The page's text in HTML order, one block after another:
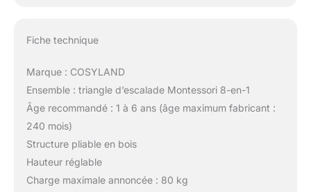
Fiche technique
Marque : COSYLAND
Ensemble : triangle d’escalade Montessori 8-en-1
Âge recommandé : 1 à 6 ans (âge maximum fabricant :
240 mois)
Structure pliable en bois
Hauteur réglable
Charge maximale annoncée : 80 kg